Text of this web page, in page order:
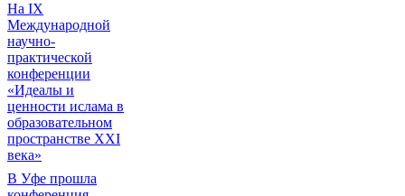
На IX
Международной
научно-
практической
конференции
«Идеалы и
ценности ислама в
образовательном
пространстве XXI
века»
В Уфе прошла